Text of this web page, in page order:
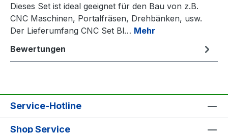
Dieses Set ist ideal geeignet für den Bau von z.B.
CNC Maschinen, Portalfräsen, Drehbänken, usw.
Der Lieferumfang CNC Set Bl… Mehr
Bewertungen
Service-Hotline
Shop Service